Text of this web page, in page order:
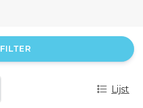
FILTER
Lijst